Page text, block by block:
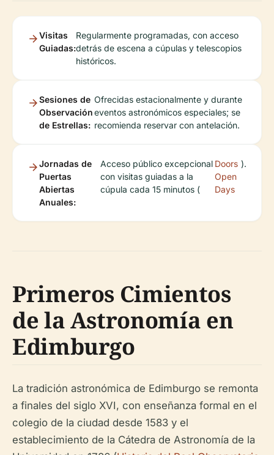
Visitas
Guiadas:
Regularmente programadas, con acceso
detrás de escena a cúpulas y telescopios
históricos.
Sesiones de
Observación
de Estrellas:
Ofrecidas estacionalmente y durante
eventos astronómicos especiales; se
recomienda reservar con antelación.
Jornadas de
Puertas
Abiertas
Anuales:
Acceso público excepcional
con visitas guiadas a la
cúpula cada 15 minutos (
Doors
Open
Days
).
Primeros Cimientos
de la Astronomía en
Edimburgo
La tradición astronómica de Edimburgo se remonta
a finales del siglo XVI, con enseñanza formal en el
colegio de la ciudad desde 1583 y el
establecimiento de la Cátedra de Astronomía de la